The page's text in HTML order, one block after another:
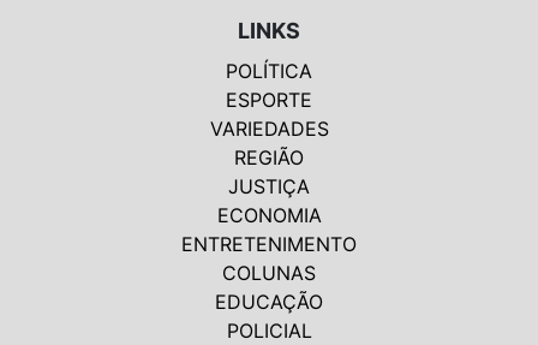
LINKS
POLÍTICA
ESPORTE
VARIEDADES
REGIÃO
JUSTIÇA
ECONOMIA
ENTRETENIMENTO
COLUNAS
EDUCAÇÃO
POLICIAL